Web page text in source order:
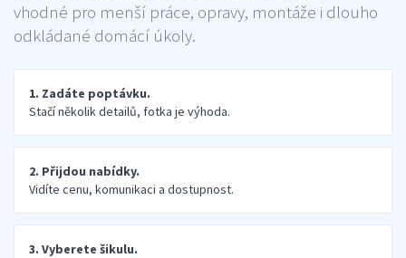
vhodné pro menší práce, opravy, montáže i dlouho
odkládané domácí úkoly.
1. Zadáte poptávku.
Stačí několik detailů, fotka je výhoda.
2. Přijdou nabídky.
Vidíte cenu, komunikaci a dostupnost.
3. Vyberete šikulu.